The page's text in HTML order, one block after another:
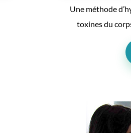
Une méthode
toxines du